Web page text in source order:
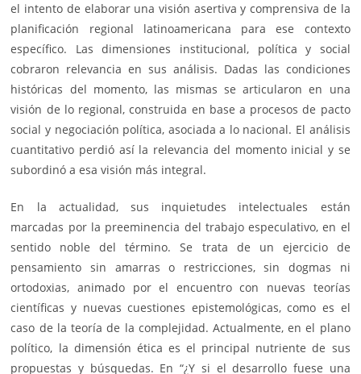
el intento de elaborar una visión asertiva y comprensiva de la
planificación regional latinoamericana para ese contexto
específico. Las dimensiones institucional, política y social
cobraron relevancia en sus análisis. Dadas las condiciones
históricas del momento, las mismas se articularon en una
visión de lo regional, construida en base a procesos de pacto
social y negociación política, asociada a lo nacional. El análisis
cuantitativo perdió así la relevancia del momento inicial y se
subordinó a esa visión más integral.
En la actualidad, sus inquietudes intelectuales están
marcadas por la preeminencia del trabajo especulativo, en el
sentido noble del término. Se trata de un ejercicio de
pensamiento sin amarras o restricciones, sin dogmas ni
ortodoxias, animado por el encuentro con nuevas teorías
científicas y nuevas cuestiones epistemológicas, como es el
caso de la teoría de la complejidad. Actualmente, en el plano
político, la dimensión ética es el principal nutriente de sus
propuestas y búsquedas. En “¿Y si el desarrollo fuese una